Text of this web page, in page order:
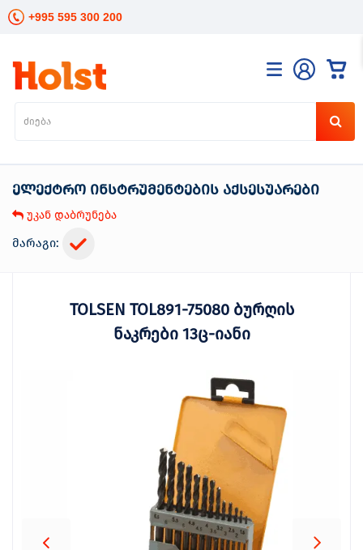
+995 595 300 200
ელექტრო ინსტრუმენტების აქსესუარები
უკან დაბრუნება
მარაგი:
TOLSEN TOL891-75080 ბურღის
ნაკრები 13ც-იანი
კატალოგი
განათება
ინსტრუმენტები
ელექტრო
მოვლა
მცენარეთა
ბლოგი
სოც.